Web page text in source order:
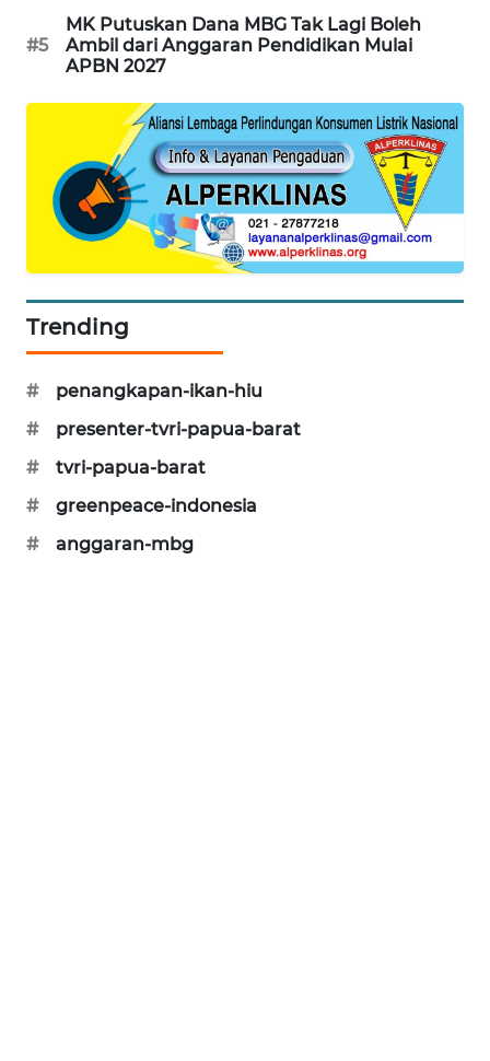
#5
MK Putuskan Dana MBG Tak Lagi Boleh
Ambil dari Anggaran Pendidikan Mulai
APBN 2027
Trending
#
penangkapan-ikan-hiu
#
presenter-tvri-papua-barat
#
tvri-papua-barat
#
greenpeace-indonesia
#
anggaran-mbg
METRO
SIANTAR
MEDAN
NEWS
JAKARTA
NEWS
KRT
NEWS
KARING
NEWS
JURNAL
MARITIM